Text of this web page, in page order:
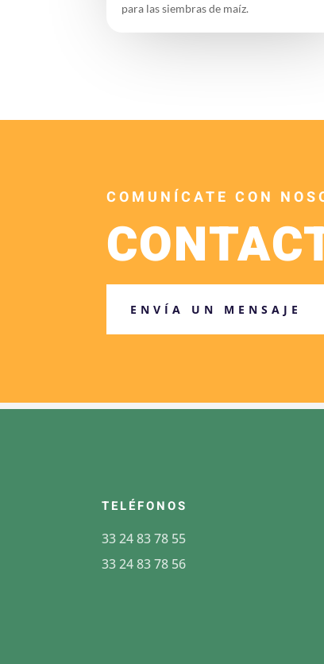
para las siembras de maíz.
COMUNÍCATE CON
ENVÍA UN MENSAJE
TELÉFONOS
33 24 83 78 55
33 24 83 78 56